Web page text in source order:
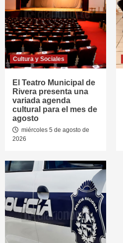
Cultura y Sociales
El Teatro Municipal de
Rivera presenta una
variada agenda
cultural para el mes de
agosto
miércoles 5 de agosto de
2026